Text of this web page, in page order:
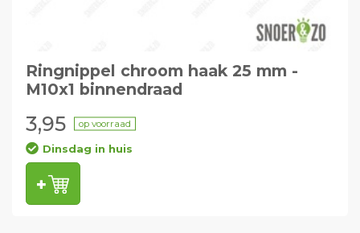
Ringnippel chroom haak 25 mm -
M10x1 binnendraad
3,95 op voorraad
Dinsdag in huis